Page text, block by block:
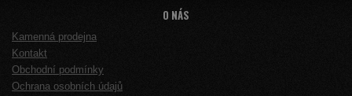
O NÁS
Kamenná prodejna
Kontakt
Obchodní podmínky
Ochrana osobních údajů